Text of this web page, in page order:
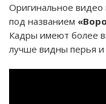
Оригинальное видео
под названием
Кадры имеют более
лучше видны перья